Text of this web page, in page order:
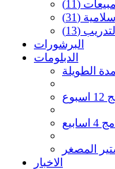
(11)
(31)
(13)
البرشورات
الدبلومات
الطويلة
المصغر
الاخبار